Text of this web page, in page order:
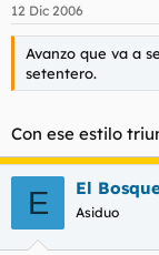
12 Dic 2006
Avanzo que va a
setentero.
Con ese estilo
E El
Asiduo